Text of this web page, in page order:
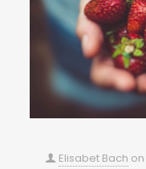
Elisabet Bach on